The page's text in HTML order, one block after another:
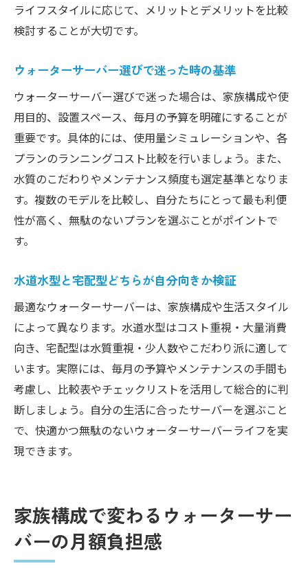
ライフスタイルに応じて、メリットとデメリットを比較
検討することが大切です。
ウォーターサーバー選びで迷った時の基準
ウォーターサーバー選びで迷った場合は、家族構成や使
用目的、設置スペース、毎月の予算を明確にすることが
重要です。具体的には、使用量シミュレーションや、各
プランのランニングコスト比較を行いましょう。また、
水質のこだわりやメンテナンス頻度も選定基準となりま
す。複数のモデルを比較し、自分たちにとって最も利便
性が高く、無駄のないプランを選ぶことがポイントで
す。
水道水型と宅配型どちらが自分向きか検証
最適なウォーターサーバーは、家族構成や生活スタイル
によって異なります。水道水型はコスト重視・大量消費
向き、宅配型は水質重視・少人数やこだわり派に適して
います。実際には、毎月の予算やメンテナンスの手間も
考慮し、比較表やチェックリストを活用して総合的に判
断しましょう。自分の生活に合ったサーバーを選ぶこと
で、快適かつ無駄のないウォーターサーバーライフを実
現できます。
家族構成で変わるウォーターサー
バーの月額負担感